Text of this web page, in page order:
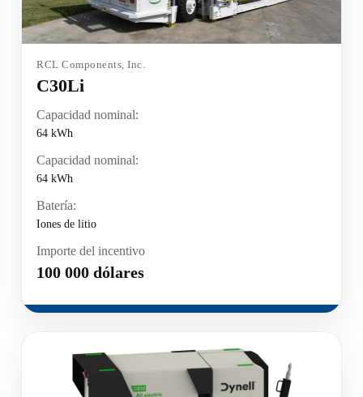
RCL Components, Inc.
C30Li
Capacidad nominal:
64 kWh
Capacidad nominal:
64 kWh
Batería:
Iones de litio
Importe del incentivo
100 000 dólares